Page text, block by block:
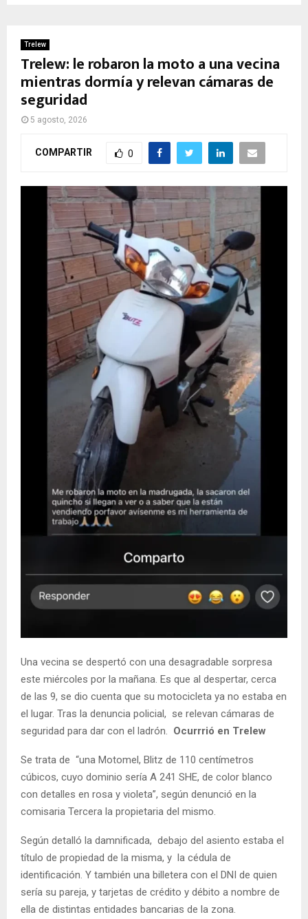
Trelew
Trelew: le robaron la moto a una vecina
mientras dormía y relevan cámaras de
seguridad
5 agosto, 2026
COMPARTIR 0
Una vecina se despertó con una desagradable sorpresa
este miércoles por la mañana. Es que al despertar, cerca
de las 9, se dio cuenta que su motocicleta ya no estaba en
el lugar. Tras la denuncia policial, se relevan cámaras de
seguridad para dar con el ladrón. Ocurrrió en Trelew
Se trata de “una Motomel, Blitz de 110 centímetros
cúbicos, cuyo dominio sería A 241 SHE, de color blanco
con detalles en rosa y violeta”, según denunció en la
comisaria Tercera la propietaria del mismo.
Según detalló la damnificada, debajo del asiento estaba el
título de propiedad de la misma, y la cédula de
identificación. Y también una billetera con el DNI de quien
sería su pareja, y tarjetas de crédito y débito a nombre de
ella de distintas entidades bancarias de la zona.